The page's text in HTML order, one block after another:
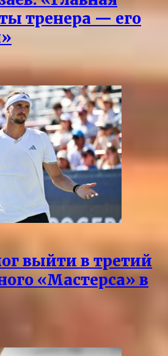
тренера — его
выйти в третий
«Мастерса» в